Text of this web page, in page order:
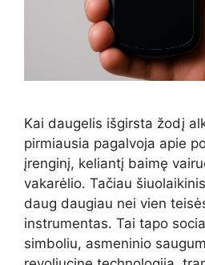
Kai daugelis išgirsta žodį
pirmiausia pagalvoja apie
įrenginį, keliantį baimę
vakarėlio. Tačiau
daug daugiau nei vien
instrumentas. Tai tapo
simboliu, asmeninio